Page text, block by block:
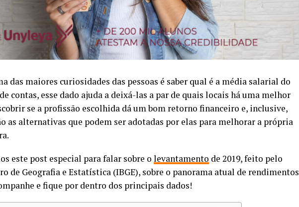
das maiores curiosidades das pessoas é saber qual é a média salarial do
contas, esse dado ajuda a deixá-las a par de quais locais há uma melhor
se a profissão escolhida dá um bom retorno financeiro e, inclusive,
as alternativas que podem ser adotadas por elas para melhorar a própria
este post especial para falar sobre o levantamento de 2019, feito pelo
de Geografia e Estatística (IBGE), sobre o panorama atual de rendimentos
e fique por dentro dos principais dados!